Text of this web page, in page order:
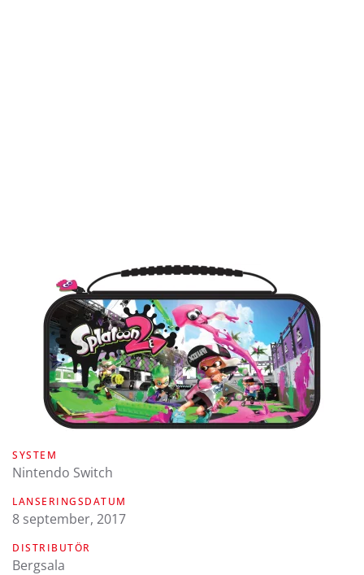
SYSTEM
Nintendo Switch
LANSERINGSDATUM
8 september, 2017
DISTRIBUTÖR
Bergsala